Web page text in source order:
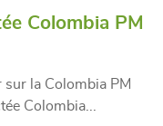
Colombia PM
la Colombia PM
Colombia...